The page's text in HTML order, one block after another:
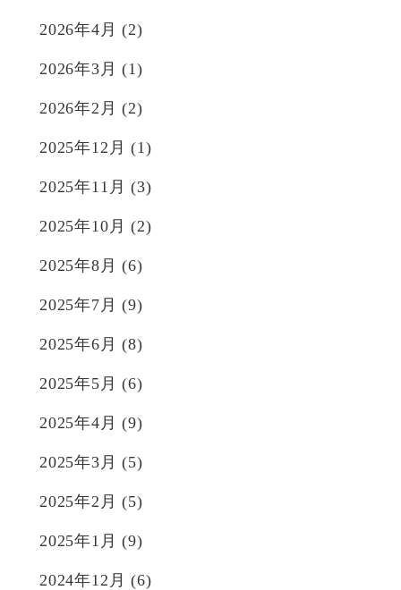
2026年4月 (2)
2026年3月 (1)
2026年2月 (2)
2025年12月 (1)
2025年11月 (3)
2025年10月 (2)
2025年8月 (6)
2025年7月 (9)
2025年6月 (8)
2025年5月 (6)
2025年4月 (9)
2025年3月 (5)
2025年2月 (5)
2025年1月 (9)
2024年12月 (6)